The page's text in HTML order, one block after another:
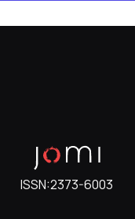
ISSN:2373-6003